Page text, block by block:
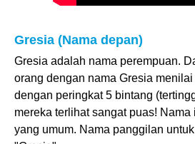
Gresia (Nama depan)
Gresia adalah nama perempuan.
orang dengan nama Gresia
dengan peringkat 5 bintang
mereka terlihat sangat puas! Nama
yang umum. Nama panggilan